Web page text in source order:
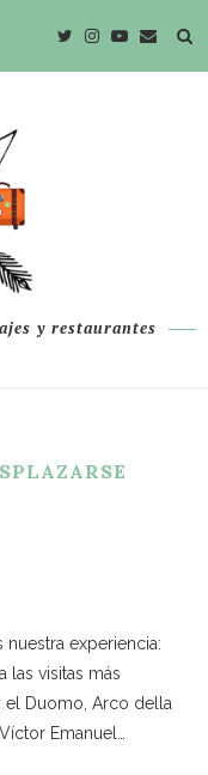
y restaurantes
nuestra experiencia:
las visitas más
Duomo, Arco della
Emanuel…